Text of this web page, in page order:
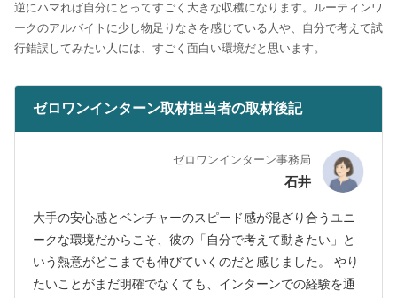
逆にハマれば自分にとってすごく大きな収穫になります。ルーティンワ
ークのアルバイトに少し物足りなさを感じている人や、自分で考えて試
行錯誤してみたい人には、すごく面白い環境だと思います。
ゼロワンインターン取材担当者の取材後記
ゼロワンインターン事務局
石井
大手の安心感とベンチャーのスピード感が混ざり合うユニ
ークな環境だからこそ、彼の「自分で考えて動きたい」と
いう熱意がどこまでも伸びていくのだと感じました。 やり
たいことがまだ明確でなくても、インターンでの経験を通